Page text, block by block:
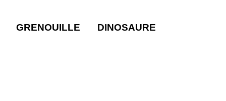
GRENOUILLE DINOSAURE